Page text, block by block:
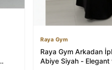
Raya Gym
Raya Gym Arkadan
Abiye Siyah - Elegant